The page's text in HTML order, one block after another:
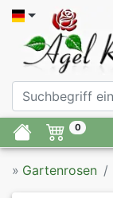
0
» Gartenrosen